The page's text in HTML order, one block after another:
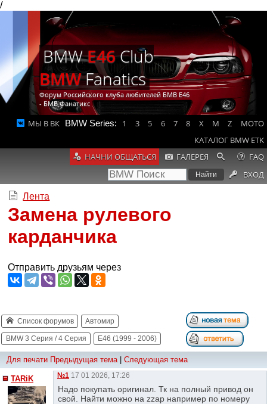
/
BMWE46Club
BMWFanatics
Форум Российского клуба любителей БМВ Е46
- БМВ Фанатикс
МЫ В ВК BMW Series: 1 3 5 6 7 8 X M Z
MOTO
КАТАЛОГ BMW ETK
НАЧНИ ОБЩАТЬСЯ
ГАЛЕРЕЯ
FAQ
ВХОД
Лента
Замена рулевого
карданчика
Отправить друзьям через
Список форумов Автомир
BMW 3 Серия / 4 Серия E46 (1999 - 2006)
Для печати Предыдущая тема| Следующая тема
TARiK №1 17 01 2026, 17:26
Надо покупать оригинал. Тк на полный привод он
свой. Найти можно на zzap например по номеру